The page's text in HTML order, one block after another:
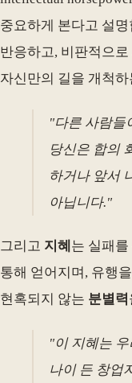
중요하게 본다고 설
반응하고, 비판적으
자신만의 길을 개척
"다른 사람들
당신은 합의
하거나 앞서
아닙니다."
그리고 지혜 는 실패
통해 얻어지며, 유행
현혹되지 않는 분별력
"이 지혜는
나이 든 창업